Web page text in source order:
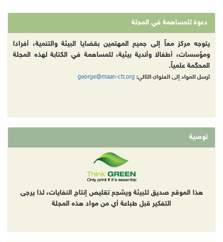
دعوة للمساهمة في المجلة
يتوجه مركز معاً إلى جميع المهتمين بقضايا البيئة والتنمية، أفرادا
ومؤسسات، أطفالا وأندية بيئية، للمساهمة في الكتابة لهذه المجلة
المحكّمة علمياً.
ترسل المواد إلى العنوان التالي: george@maan-ctr.org
توصية
هذا الموقع صديق للبيئة ويشجع تقليص إنتاج النفايات، لذا يرجى
التفكير قبل طباعة أي من مواد هذه المجلة